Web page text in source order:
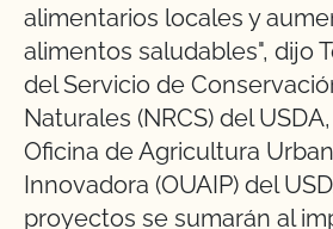
alimentarios locales y
alimentos saludables", dijo
del Servicio de
Naturales (NRCS) del
Oficina de Agricultura
Innovadora (OUAIP) del
proyectos se sumarán al